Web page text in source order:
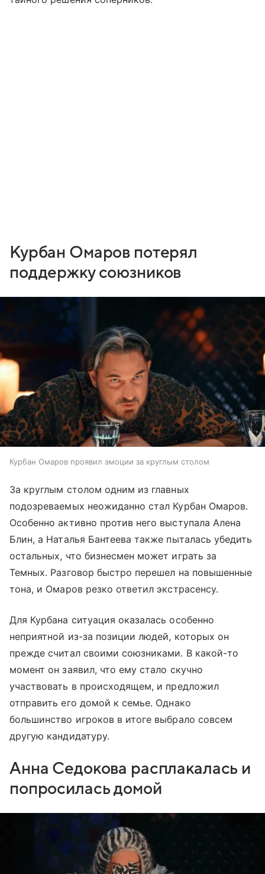
Курбан Омаров потерял
поддержку союзников
Курбан Омаров проявил эмоции за круглым столом
За круглым столом одним из главных
подозреваемых неожиданно стал Курбан Омаров.
Особенно активно против него выступала Алена
Блин, а Наталья Бантеева также пыталась убедить
остальных, что бизнесмен может играть за
Темных. Разговор быстро перешел на повышенные
тона, и Омаров резко ответил экстрасенсу.
Для Курбана ситуация оказалась особенно
неприятной из-за позиции людей, которых он
прежде считал своими союзниками. В какой-то
момент он заявил, что ему стало скучно
участвовать в происходящем, и предложил
отправить его домой к семье. Однако
большинство игроков в итоге выбрало совсем
другую кандидатуру.
Анна Седокова расплакалась и
попросилась домой